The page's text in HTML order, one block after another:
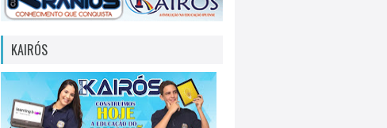
KAIRÓS